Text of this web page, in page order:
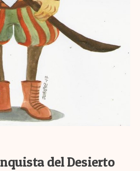
del Desierto